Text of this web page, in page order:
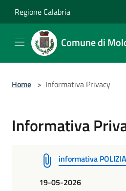
Regione Calabria
Comune di
Home > Informativa Privacy
Informativa
informativa
19-05-2026